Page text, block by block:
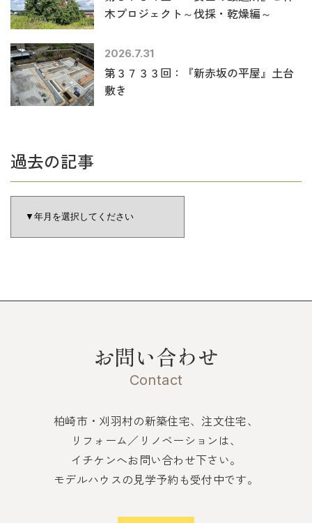
木プロジェクト～伐採・乾燥編～
2026.7.31
第３７３３回：『新赤坂の平屋』土台
敷き
過去の記事
お問い合わせ
Contact
柏崎市・刈羽村の新築住宅、注文住宅、
リフォーム／リノベーションは、
イチケンへお問い合わせ下さい。
モデルハウスの見学予約も受付中です。